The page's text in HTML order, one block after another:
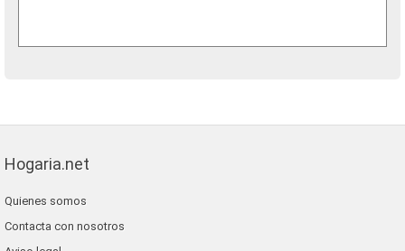
Hogaria.net
Quienes somos
Contacta con nosotros